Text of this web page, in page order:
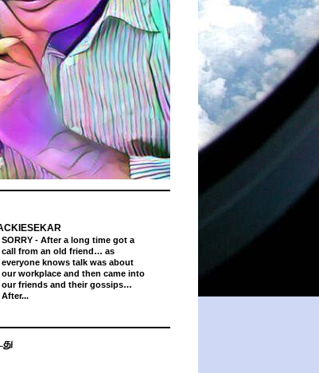
SORRY - After a long time got a
call from an old friend… as
everyone knows talk was about
our workplace and then came into
our friends and their gossips…
After...